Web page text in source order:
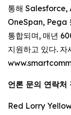
통해 Salesforce,
OneSpan, Pega
통합되며, 매년
지원하고 있다. 자
언론 문의 연락처
Red Lorry